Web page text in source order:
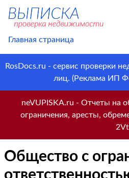
Главная страница
RosDocs.ru - сервис проверки
лиц. (Реклама ИП
neVUPISKA.ru - Отчеты на
ограничения, аресты,
Общество с